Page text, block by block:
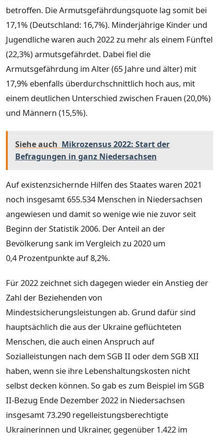
betroffen. Die Armutsgefährdungsquote lag somit bei
17,1% (Deutschland: 16,7%). Minderjährige Kinder und
Jugendliche waren auch 2022 zu mehr als einem Fünftel
(22,3%) armutsgefährdet. Dabei fiel die
Armutsgefährdung im Alter (65 Jahre und älter) mit
17,9% ebenfalls überdurchschnittlich hoch aus, mit
einem deutlichen Unterschied zwischen Frauen (20,0%)
und Männern (15,5%).
Siehe auch Mikrozensus 2022: Start der
Befragungen in ganz Niedersachsen
Auf existenzsichernde Hilfen des Staates waren 2021
noch insgesamt 655.534 Menschen in Niedersachsen
angewiesen und damit so wenige wie nie zuvor seit
Beginn der Statistik 2006. Der Anteil an der
Bevölkerung sank im Vergleich zu 2020 um
0,4 Prozentpunkte auf 8,2%.
Für 2022 zeichnet sich dagegen wieder ein Anstieg der
Zahl der Beziehenden von
Mindestsicherungsleistungen ab. Grund dafür sind
hauptsächlich die aus der Ukraine geflüchteten
Menschen, die auch einen Anspruch auf
Sozialleistungen nach dem SGB II oder dem SGB XII
haben, wenn sie ihre Lebenshaltungskosten nicht
selbst decken können. So gab es zum Beispiel im SGB
II-Bezug Ende Dezember 2022 in Niedersachsen
insgesamt 73.290 regelleistungsberechtigte
Ukrainerinnen und Ukrainer, gegenüber 1.422 im